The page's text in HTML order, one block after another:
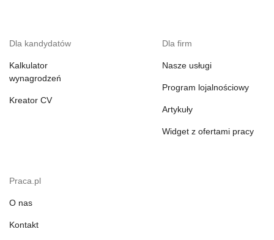
Dla kandydatów
Kalkulator
wynagrodzeń
Kreator CV
Dla firm
Nasze usługi
Program lojalnościowy
Artykuły
Widget z ofertami pracy
Praca.pl
O nas
Kontakt